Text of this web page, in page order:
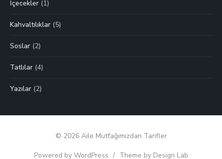
İçecekler (1)
Kahvaltılıklar (5)
Soslar (2)
Tatlılar (4)
Yazılar (2)
© 2026 Aile Mutfağımızdan Tarifler
Powered by WordPress / Theme by Design Lab